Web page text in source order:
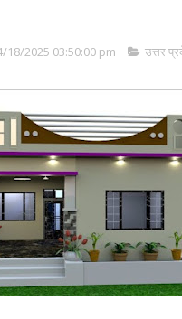
18/2025 03:50:00 pm उत्तर